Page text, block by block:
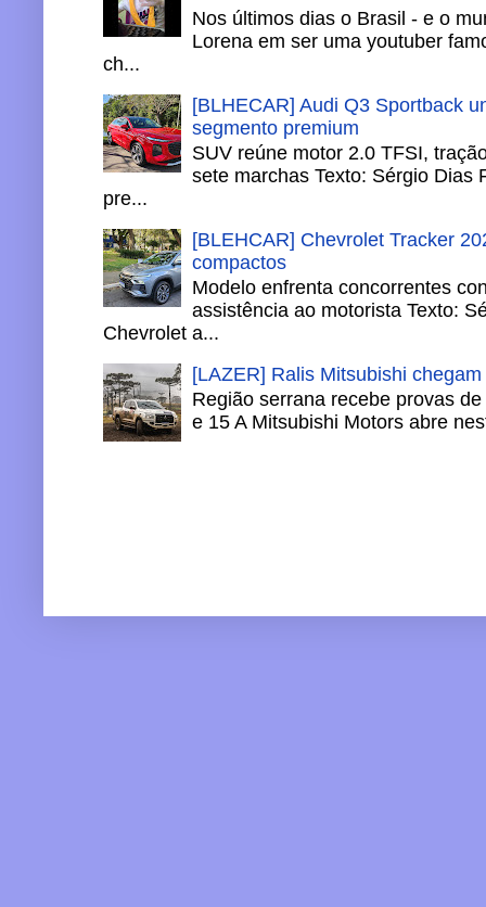
Nos últimos dias o Brasil - e o
Lorena em ser uma youtuber
ch...
[BLHECAR] Audi Q3 Sportback
segmento premium
SUV reúne motor 2.0 TFSI,
sete marchas Texto: Sérgio Dias
pre...
[BLEHCAR] Chevrolet Tracker
compactos
Modelo enfrenta concorrentes
assistência ao motorista Texto:
Chevrolet a...
[LAZER] Ralis Mitsubishi
Região serrana recebe provas
e 15 A Mitsubishi Motors abre